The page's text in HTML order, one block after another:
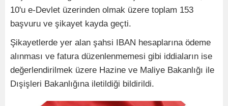
10'u e-Devlet üzerinden olmak üzere toplam 153
başvuru ve şikayet kayda geçti.
Şikayetlerde yer alan şahsi IBAN hesaplarına ödeme
alınması ve fatura düzenlenmemesi gibi iddiaların ise
değerlendirilmek üzere Hazine ve Maliye Bakanlığı ile
Dışişleri Bakanlığına iletildiği bildirildi.